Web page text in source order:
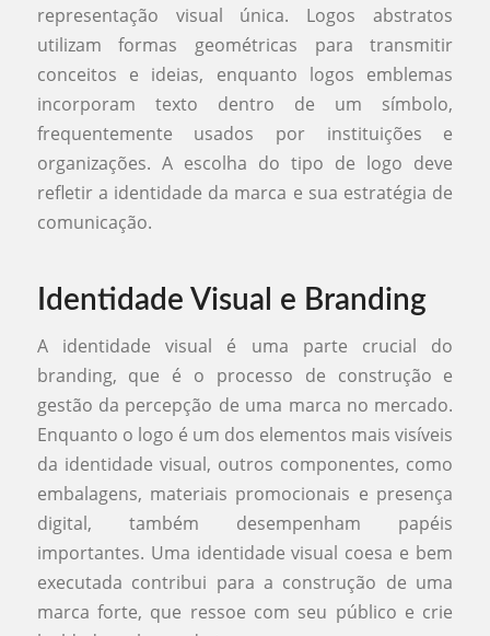
representação visual única. Logos abstratos
utilizam formas geométricas para transmitir
conceitos e ideias, enquanto logos emblemas
incorporam texto dentro de um símbolo,
frequentemente usados por instituições e
organizações. A escolha do tipo de logo deve
refletir a identidade da marca e sua estratégia de
comunicação.
Identidade Visual e Branding
A identidade visual é uma parte crucial do
branding, que é o processo de construção e
gestão da percepção de uma marca no mercado.
Enquanto o logo é um dos elementos mais visíveis
da identidade visual, outros componentes, como
embalagens, materiais promocionais e presença
digital, também desempenham papéis
importantes. Uma identidade visual coesa e bem
executada contribui para a construção de uma
marca forte, que ressoe com seu público e crie